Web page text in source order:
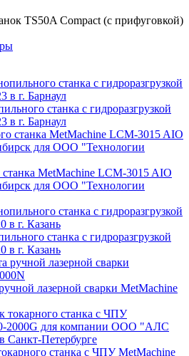
TS50A Compact (с прифуговкой)
станка c гидроразгрузкой
в г. Барнаул
станка MetMachine LCM-3015 AIO
для ООО "Технологии
станка c гидроразгрузкой
в г. Казань
лазерной сварки MetMachine
станка с ЧПУ MetMachine